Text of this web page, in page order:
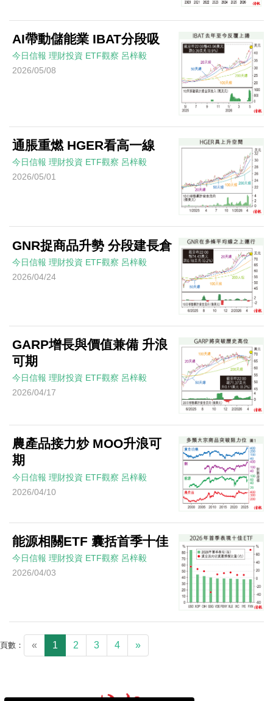
AI帶動儲能業 IBAT分段吸
今日信報 理財投資 ETF觀察 呂梓毅
2026/05/08
通脹重燃 HGER看高一線
今日信報 理財投資 ETF觀察 呂梓毅
2026/05/01
GNR捉商品升勢 分段建長倉
今日信報 理財投資 ETF觀察 呂梓毅
2026/04/24
GARP增長與價值兼備 升浪
可期
今日信報 理財投資 ETF觀察 呂梓毅
2026/04/17
農產品接力炒 MOO升浪可
期
今日信報 理財投資 ETF觀察 呂梓毅
2026/04/10
能源相關ETF 囊括首季十佳
今日信報 理財投資 ETF觀察 呂梓毅
2026/04/03
頁數： « 1 2 3 4 »